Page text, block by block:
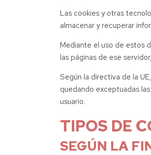
Las cookies y otras
almacenar y recuperar
Mediante el uso de estos
las páginas de ese
Según la directiva de la
quedando exceptuadas
usuario.
TIPOS DE
SEGÚN LA